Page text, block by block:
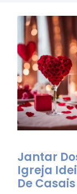
Jantar
Igreja
De